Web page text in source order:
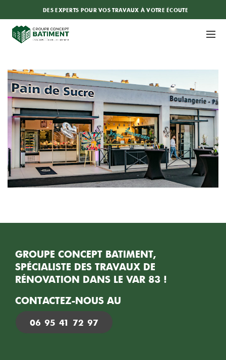
DES EXPERTS POUR VOS TRAVAUX À VOTRE ÉCOUTE
GROUPE CONCEPT BATIMENT,
SPÉCIALISTE DES TRAVAUX DE
RÉNOVATION DANS LE VAR 83 !
CONTACTEZ-NOUS AU
06 95 41 72 97